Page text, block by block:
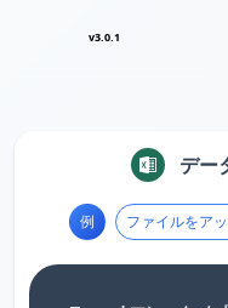
v3.0.1
デー
例 ファイルをア